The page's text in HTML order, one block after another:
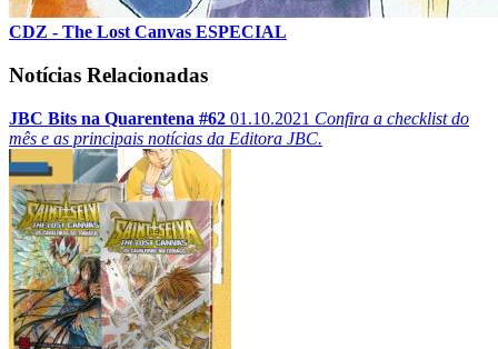
CDZ - The Lost Canvas ESPECIAL
Notícias Relacionadas
JBC Bits na Quarentena #62 01.10.2021 Confira a checklist do
mês e as principais notícias da Editora JBC.